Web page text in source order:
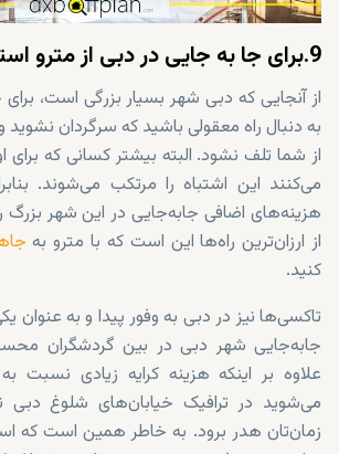
9.برای جا به جایی در دبی از مترو استفاده کنید
از آنجایی که دبی شهر بسیار بزرگی است، برای
به دنبال راه معقولی باشید که سرگردان نشوید
از شما تلف نشود. البته بیشتر کسانی که برای
می‌کنند این اشتباه را مرتکب می‌شوند.
هزینه‌های اضافی جابه‌جایی در این شهر
از ارزان‌ترین راه‌ها این است که با مترو به
کنید.
تاکسی‌ها نیز در دبی به وفور پیدا و به عنوان
جابه‌جایی شهر دبی در بین گردشگران
علاوه بر اینکه هزینه کرایه زیادی نسبت
می‌شوید در ترافیک خیابان‌های شلوغ دبی
زمان‌تان هدر برود. به خاطر همین است که